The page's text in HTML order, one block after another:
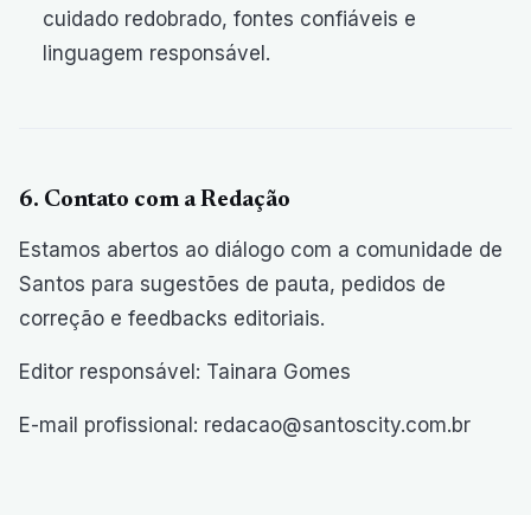
cuidado redobrado, fontes confiáveis e
linguagem responsável.
6. Contato com a Redação
Estamos abertos ao diálogo com a comunidade de
Santos para sugestões de pauta, pedidos de
correção e feedbacks editoriais.
Editor responsável: Tainara Gomes
E-mail profissional: redacao@santoscity.com.br